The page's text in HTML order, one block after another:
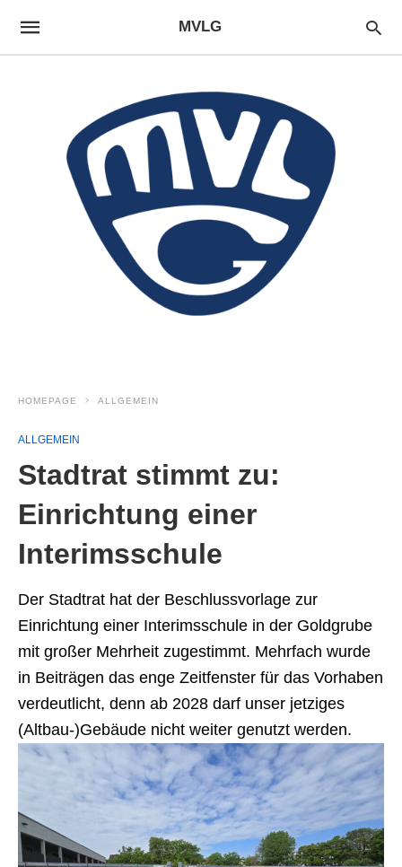
MVLG
HOMEPAGE ALLGEMEIN
ALLGEMEIN
Stadtrat stimmt zu:
Einrichtung einer
Interimsschule
Der Stadtrat hat der Beschlussvorlage zur
Einrichtung einer Interimsschule in der Goldgrube
mit großer Mehrheit zugestimmt. Mehrfach wurde
in Beiträgen das enge Zeitfenster für das Vorhaben
verdeutlicht, denn ab 2028 darf unser jetziges
(Altbau-)Gebäude nicht weiter genutzt werden.